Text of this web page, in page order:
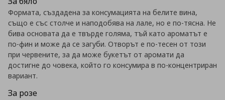
Формата, създадена за консумацията на белите вина,
също е със столче и наподобява на лале, но е по-тясна. Не
бива основата да е твърде голяма, тъй като ароматът е
по-фин и може да се загуби. Отворът е по-тесен от този
при червените, за да може букетът от аромати да
достигне до човека, който го консумира в по-концентриран
вариант.
За розе